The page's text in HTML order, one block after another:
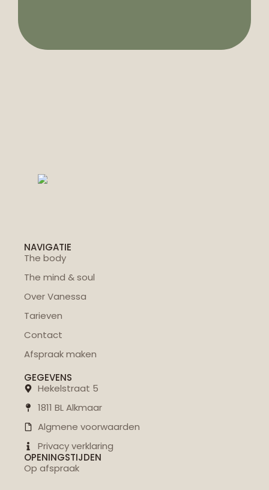
NAVIGATIE
The body
The mind & soul
Over Vanessa
Tarieven
Contact
Afspraak maken
GEGEVENS
Hekelstraat 5
1811 BL Alkmaar
Algmene voorwaarden
Privacy verklaring
OPENINGSTIJDEN
Op afspraak